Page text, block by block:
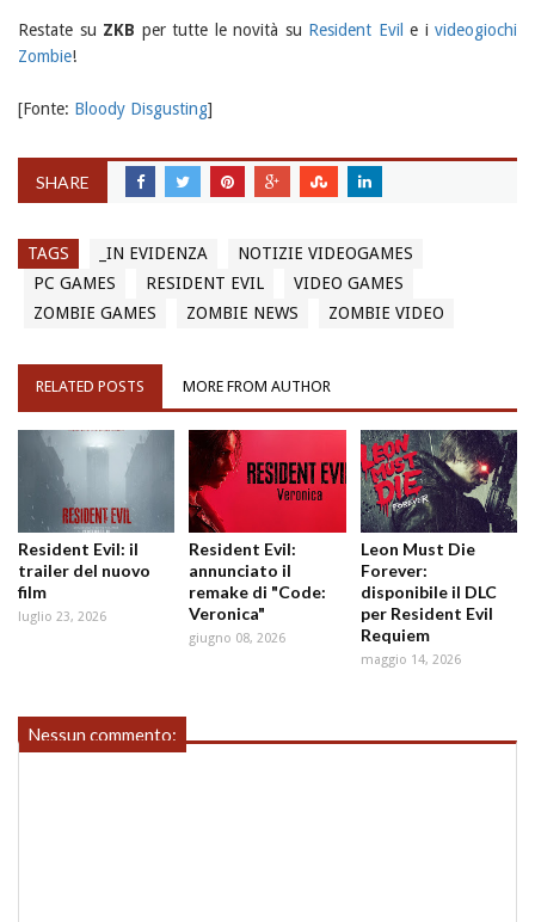
Restate su ZKB per tutte le novità su Resident Evil e i videogiochi
Zombie!
[Fonte: Bloody Disgusting]
SHARE
TAGS _IN EVIDENZA
NOTIZIE VIDEOGAMES
PC GAMES
RESIDENT EVIL
VIDEO GAMES
ZOMBIE GAMES
ZOMBIE NEWS ZOMBIE VIDEO
RELATED POSTS MORE FROM AUTHOR
Resident Evil: il
trailer del nuovo
film
luglio 23, 2026
Resident Evil:
annunciato il
remake di "Code:
Veronica"
giugno 08, 2026
Leon Must Die
Forever:
disponibile il DLC
per Resident Evil
Requiem
maggio 14, 2026
Nessun commento: